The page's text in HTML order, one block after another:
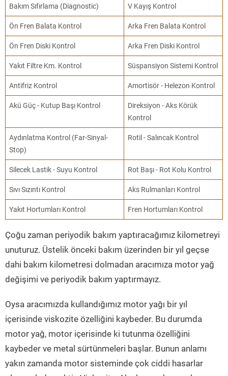
Bakım Sıfırlama (Diagnostic) V Kayış Kontrol
Ön Fren Balata Kontrol Arka Fren Balata Kontrol
Ön Fren Diski Kontrol Arka Fren Diski Kontrol
Yakıt Filtre Km. Kontrol Süspansiyon Sistemi Kontrol
Antifriz Kontrol Amortisör - Helezon Kontrol
Akü Güç - Kutup Başı Kontrol
Direksiyon - Aks Körük
Kontrol
Aydınlatma Kontrol (Far-Sinyal-
Stop)
Rotil - Salıncak Kontrol
Silecek Lastik - Suyu Kontrol Rot Başı - Rot Kolu Kontrol
Sıvı Sızıntı Kontrol Aks Rulmanları Kontrol
Yakıt Hortumları Kontrol Fren Hortumları Kontrol
Çoğu zaman periyodik bakım yaptıracağımız kilometreyi
unuturuz. Üstelik önceki bakım üzerinden bir yıl geçse
dahi bakım kilometresi dolmadan aracımıza motor yağ
değişimi ve periyodik bakım yaptırmayız.
Oysa aracımızda kullandığımız motor yağı bir yıl
içerisinde viskozite özelliğini kaybeder. Bu durumda
motor yağ, motor içerisinde ki tutunma özelliğini
kaybeder ve metal sürtünmeleri başlar. Bunun anlamı
yakın zamanda motor sisteminde çok ciddi hasarlar